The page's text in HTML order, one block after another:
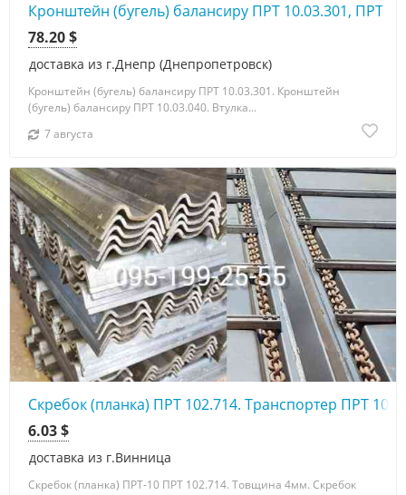
Кронштейн (бугель) балансиру ПРТ 10.03.301, ПРТ
доставка из г.Днепр (Днепропетровск)
78.20 $
Кронштейн (бугель) балансиру ПРТ 10.03.301. Кронштейн
(бугель) балансиру ПРТ 10.03.040. Втулка...
7 августа
Скребок (планка) ПРТ 102.714. Транспортер ПРТ
доставка из г.Винница
6.03 $
Скребок (планка) ПРТ-10 ПРТ 102.714. Товщина 4мм. Скребок